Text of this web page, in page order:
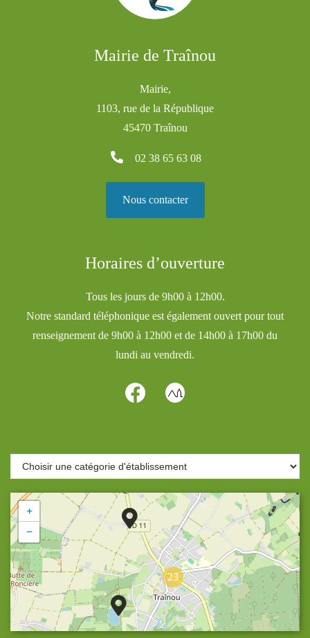
Mairie de Traînou
Mairie,
1103, rue de la République
45470 Traînou
02 38 65 63 08
Nous contacter
Horaires d’ouverture
Tous les jours de 9h00 à 12h00.
Notre standard téléphonique est également ouvert pour tout
renseignement de 9h00 à 12h00 et de 14h00 à 17h00 du
lundi au vendredi.
23
+
−